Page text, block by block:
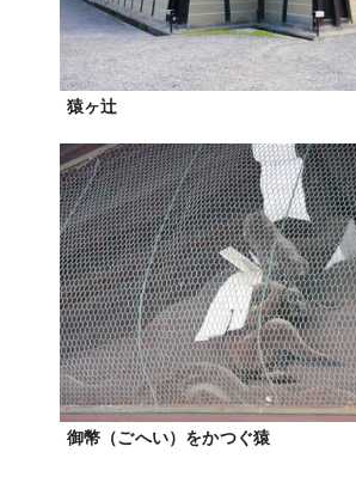
猿ヶ辻
御幣（ごへい）をかつぐ猿